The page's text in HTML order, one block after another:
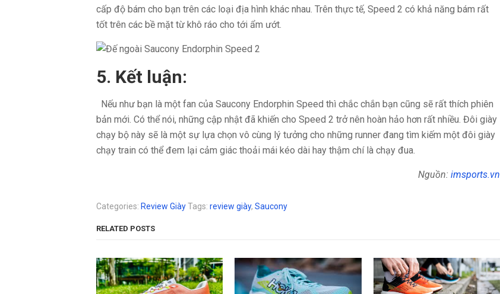
cấp độ bám cho bạn trên các loại địa hình khác nhau. Trên thực tế, Speed 2 có khả năng bám rất
tốt trên các bề mặt từ khô ráo cho tới ẩm ướt.
5. Kết luận:
Nếu như bạn là một fan của Saucony Endorphin Speed thì chắc chắn bạn cũng sẽ rất thích phiên
bản mới. Có thể nói, những cập nhật đã khiến cho Speed 2 trở nên hoàn hảo hơn rất nhiều. Đôi giày
chạy bộ này sẽ là một sự lựa chọn vô cùng lý tưởng cho những runner đang tìm kiếm một đôi giày
chạy train có thể đem lại cảm giác thoải mái kéo dài hay thậm chí là chạy đua.
Nguồn: imsports.vn
Categories: Review GiàyTags: review giày, Saucony
RELATED POSTS